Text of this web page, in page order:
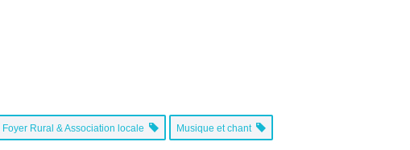
Foyer Rural & Association locale Musique et chant